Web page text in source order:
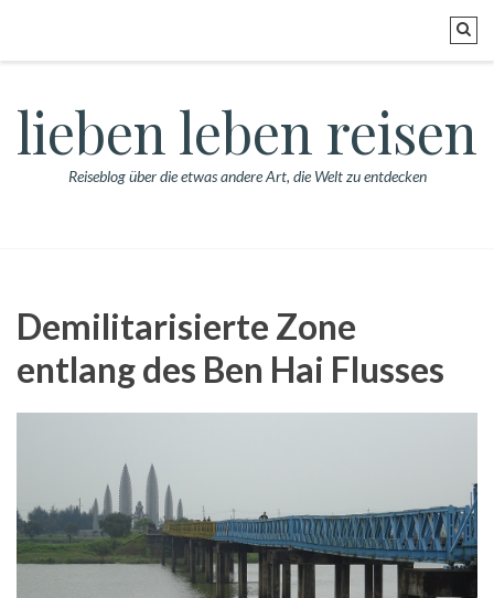
lieben leben reisen
Reiseblog über die etwas andere Art, die Welt zu entdecken
Demilitarisierte Zone
entlang des Ben Hai Flusses